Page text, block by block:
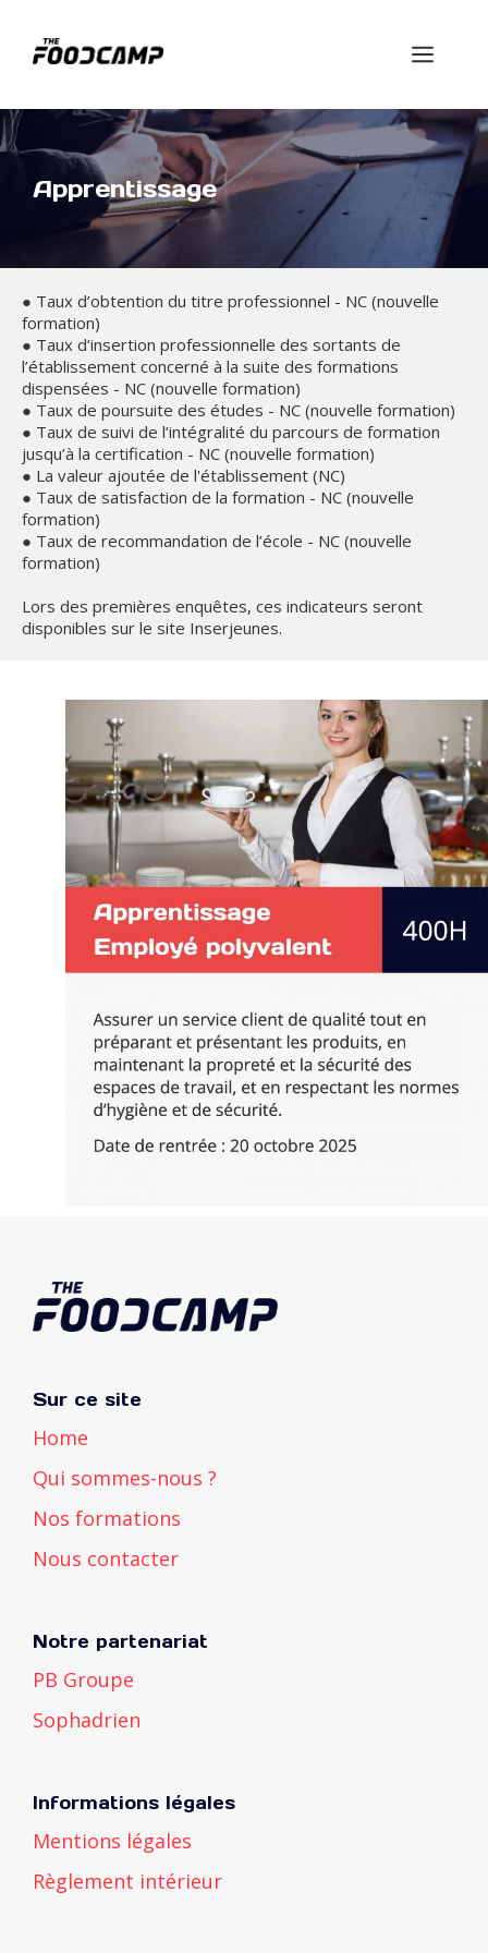
contenu
Apprentissage
● Taux d’obtention du titre professionnel - NC (nouvelle
formation)
● Taux d’insertion professionnelle des sortants de
l’établissement concerné à la suite des formations
dispensées - NC (nouvelle formation)
● Taux de poursuite des études - NC (nouvelle formation)
● Taux de suivi de l’intégralité du parcours de formation
jusqu’à la certification - NC (nouvelle formation)
● La valeur ajoutée de l'établissement (NC)
● Taux de satisfaction de la formation - NC (nouvelle
formation)
● Taux de recommandation de l’école - NC (nouvelle
formation)
Lors des premières enquêtes, ces indicateurs seront
disponibles sur le site Inserjeunes.
Sur ce site
Home
Qui sommes-nous ?
Nos formations
Nous contacter
Notre partenariat
PB Groupe
Sophadrien
Informations légales
Mentions légales
Règlement intérieur